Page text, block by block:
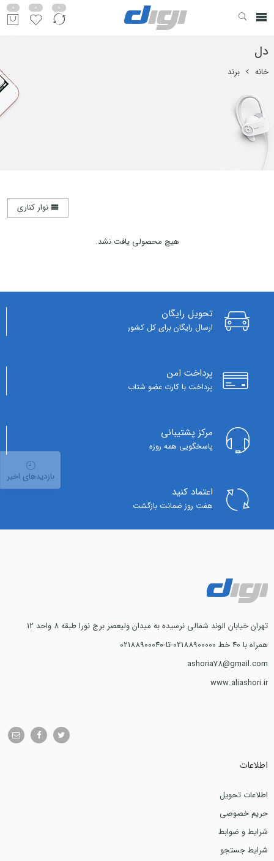
0
0
0
دل
خانه برند
نوار کناری
هیچ محصولی یافت نشد.
تحویل رایگان
ارسال رایگان برای کل کشور
پرداخت امن
پرداخت با کارت عضو شتاب
مرکز پشتیبانی
پاسخگویی همه روزه
اعتماد کنید
هفت روز ضمانت بازگشت
تهران خیابان الوند شمالی نرسیده به میدان ولیعصر برج نورا طبقه 8 واحد 12
همراه با 40 خط 02188900000-تا-02188900040
ashoria78@gmail.com
www.aliashori.ir
اطلاعات
اطلاعات تحویل
حریم خصوصی
شرایط و ضوابط
شرایط جستجو
بازدیدهای اخیر